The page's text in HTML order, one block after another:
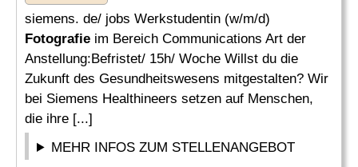
siemens. de/ jobs Werkstudentin (w/m/d)
Fotografie im Bereich Communications Art der
Anstellung:Befristet/ 15h/ Woche Willst du die
Zukunft des Gesundheitswesens mitgestalten? Wir
bei Siemens Healthineers setzen auf Menschen,
die ihre [...]
MEHR INFOS ZUM STELLENANGEBOT